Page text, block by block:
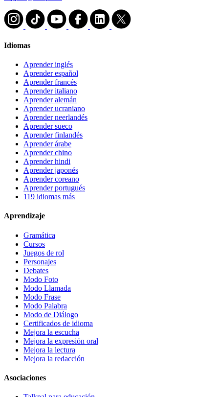
Idiomas
Aprender inglés
Aprender español
Aprender francés
Aprender italiano
Aprender alemán
Aprender ucraniano
Aprender neerlandés
Aprender sueco
Aprender finlandés
Aprender árabe
Aprender chino
Aprender hindi
Aprender japonés
Aprender coreano
Aprender portugués
119 idiomas más
Aprendizaje
Gramática
Cursos
Juegos de rol
Personajes
Debates
Modo Foto
Modo Llamada
Modo Frase
Modo Palabra
Modo de Diálogo
Certificados de idioma
Mejora la escucha
Mejora la expresión oral
Mejora la lectura
Mejora la redacción
Asociaciones